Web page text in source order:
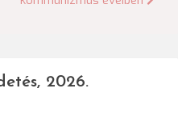
2026.